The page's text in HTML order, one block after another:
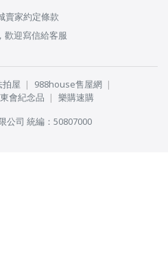
賣家約定條款
歡迎寫信給客服
屋
988house售屋網
會紀念品
樂購速購
公司 統編：50807000